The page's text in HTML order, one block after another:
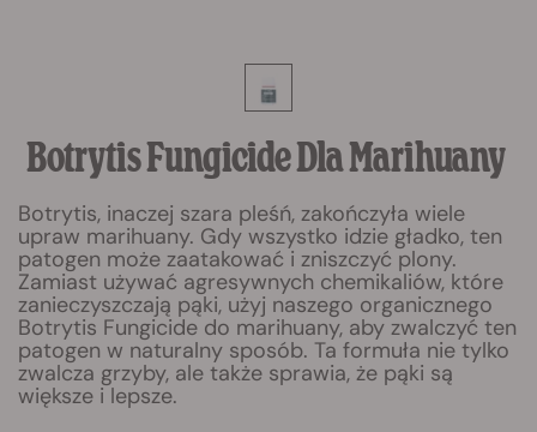
Botrytis Fungicide Dla Marihuany
Botrytis, inaczej szara pleśń, zakończyła wiele
upraw marihuany. Gdy wszystko idzie gładko, ten
patogen może zaatakować i zniszczyć plony.
Zamiast używać agresywnych chemikaliów, które
zanieczyszczają pąki, użyj naszego organicznego
Botrytis Fungicide do marihuany, aby zwalczyć ten
patogen w naturalny sposób. Ta formuła nie tylko
zwalcza grzyby, ale także sprawia, że pąki są
większe i lepsze.